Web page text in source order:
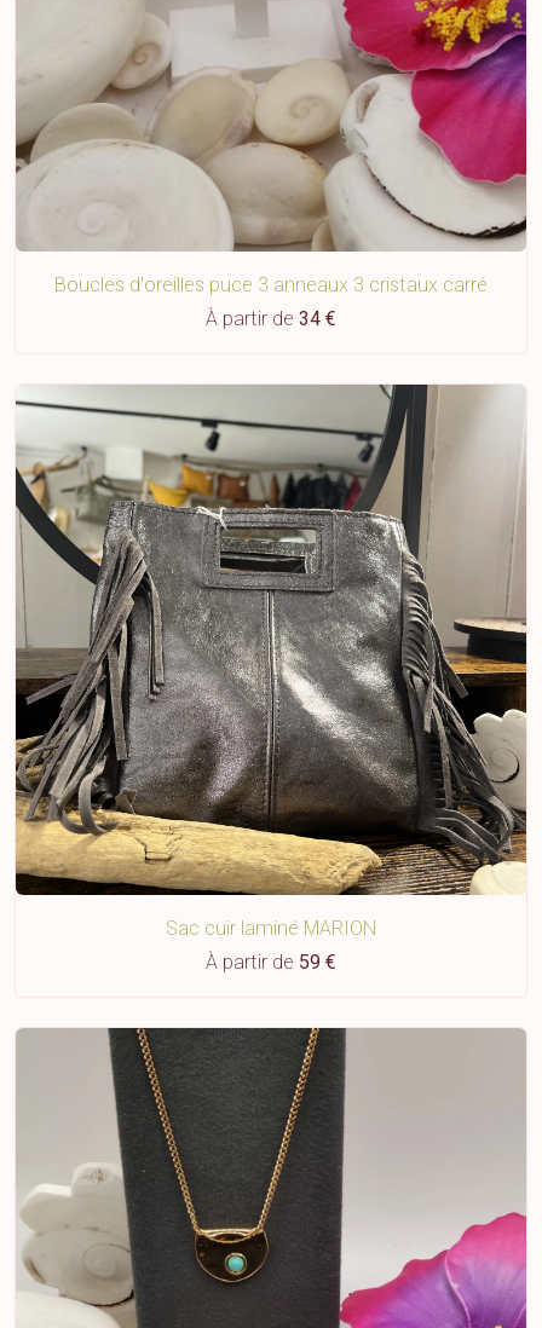
Boucles d'oreilles puce 3 anneaux 3 cristaux carré
À partir de 34 €
Sac cuir laminé MARION
À partir de 59 €